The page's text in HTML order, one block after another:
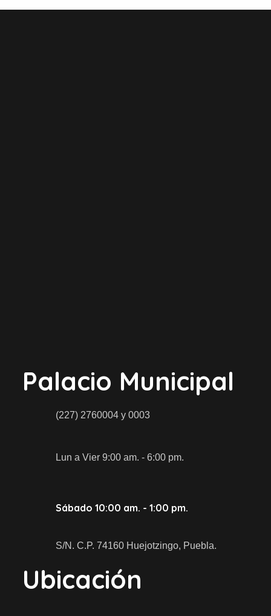
Palacio Municipal
(227) 2760004 y 0003
Lun a Vier 9:00 am. - 6:00 pm.
Sábado 10:00 am. - 1:00 pm.
S/N. C.P. 74160 Huejotzingo, Puebla.
Ubicación